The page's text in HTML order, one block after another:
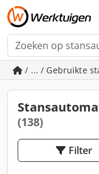
/ ... / Gebruikte
(138)
Filter